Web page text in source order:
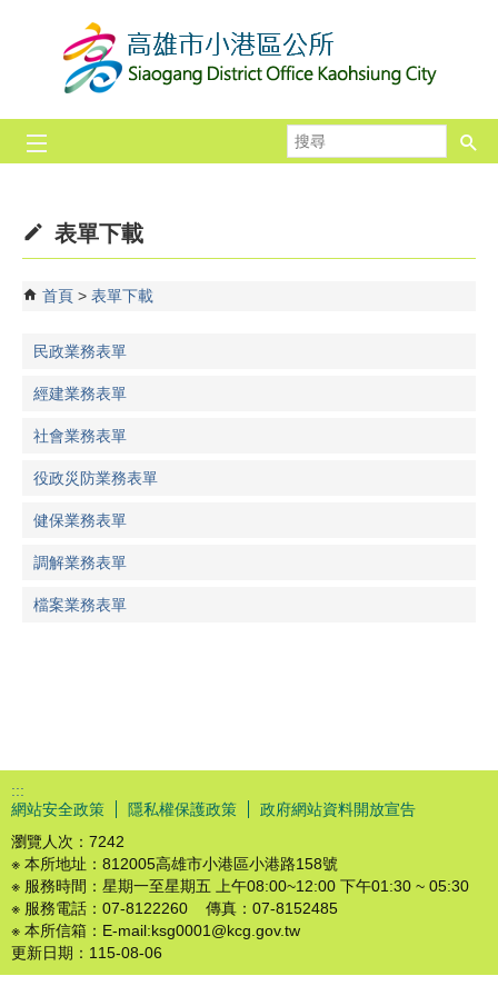
跳到主要內容區塊
尋
表單下載
首頁 表單下載
民政業務表單
經建業務表單
社會業務表單
役政災防業務表單
健保業務表單
調解業務表單
檔案業務表單
:::
網站安全政策
隱私權保護政策
政府網站資料開放宣告
瀏覽人次： 7242
※ 本所地址：812005高雄市小港區小港路158號
※ 服務時間：星期一至星期五 上午08:00~12:00 下午01:30 ~ 05:30
※ 服務電話：07-8122260 傳真：07-8152485
※ 本所信箱：E-mail:ksg0001@kcg.gov.tw
更新日期： 115-08-06